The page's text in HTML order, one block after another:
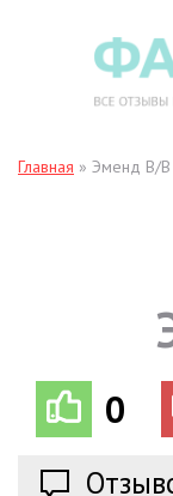
Главная » Эменд В/В
0